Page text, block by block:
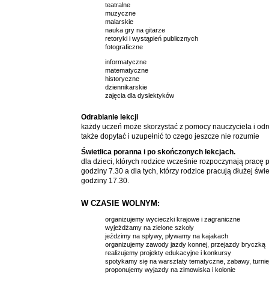
teatralne
muzyczne
malarskie
nauka gry na gitarze
retoryki i wystąpień publicznych
fotograficzne
informatyczne
matematyczne
historyczne
dziennikarskie
zajęcia dla dyslektyków
Odrabianie lekcji
każdy uczeń może skorzystać z pomocy nauczyciela i
także dopytać i uzupełnić to czego jeszcze nie rozumie
Świetlica poranna i po skończonych lekcjach.
dla dzieci, których rodzice wcześnie rozpoczynają pracę
godziny 7.30 a dla tych, którzy rodzice pracują dłużej
godziny 17.30.
W CZASIE WOLNYM:
organizujemy wycieczki krajowe i zagraniczne
wyjeżdżamy na zielone szkoły
jeździmy na spływy, pływamy na kajakach
organizujemy zawody jazdy konnej, przejazdy bryczką
realizujemy projekty edukacyjne i konkursy
spotykamy się na warsztaty tematyczne, zabawy,
proponujemy wyjazdy na zimowiska i kolonie